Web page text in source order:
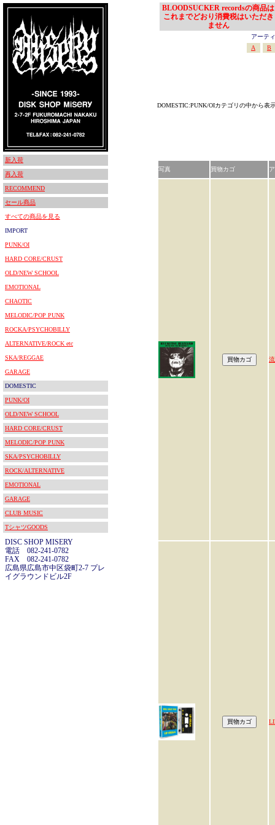
新入荷
再入荷
RECOMMEND
セール商品
すべての商品を見る
IMPORT
PUNK/OI
HARD CORE/CRUST
OLD/NEW SCHOOL
EMOTIONAL
CHAOTIC
MELODIC/POP PUNK
ROCKA/PSYCHOBILLY
ALTERNATIVE/ROCK etc
SKA/REGGAE
GARAGE
DOMESTIC
PUNK/OI
OLD/NEW SCHOOL
HARD CORE/CRUST
MELODIC/POP PUNK
SKA/PSYCHOBILLY
ROCK/ALTERNATIVE
EMOTIONAL
GARAGE
CLUB MUSIC
TシャツGOODS
DISC SHOP MISERY
電話 082-241-0782
FAX 082-241-0782
広島県広島市中区袋町2-7 プレ
イグラウンドビル2F
BLOODSUCKER recordsの商品は
これまでどおり消費税はいただき
ません
アーテ
A
B
DOMESTIC:PUNK/OIカテゴリの中から表
写真 買物カゴ